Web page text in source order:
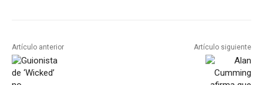
Artículo anterior Artículo siguiente